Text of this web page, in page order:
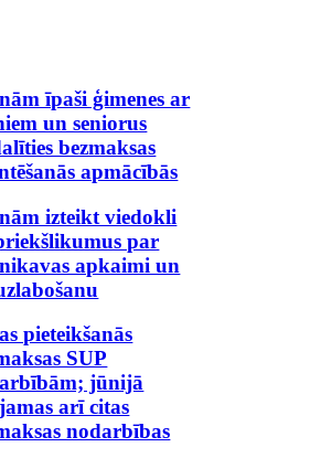
īpaši ģimenes ar
un seniorus
bezmaksas
apmācībās
izteikt viedokli
par
apkaimi un
pieteikšanās
SUP
jūnijā
arī citas
nodarbības